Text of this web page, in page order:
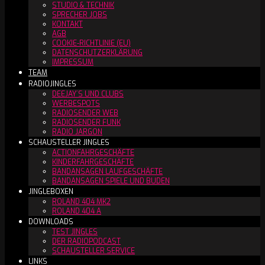
STUDIO & TECHNIK
SPRECHER JOBS
KONTAKT
AGB
COOKIE-RICHTLINIE (EU)
DATENSCHUTZERKLÄRUNG
IMPRESSUM
TEAM
RADIOJINGLES
DEEJAY´S UND CLUBS
WERBESPOTS
RADIOSENDER WEB
RADIOSENDER FUNK
RADIO JARGON
SCHAUSTELLER JINGLES
ACTIONFAHRGESCHÄFTE
KINDERFAHRGESCHÄFTE
BANDANSAGEN LAUFGESCHÄFTE
BANDANSAGEN SPIELE UND BUDEN
JINGLEBOXEN
ROLAND 404 MK2
ROLAND 404 A
DOWNLOADS
TEST JINGLES
DER RADIOPODCAST
SCHAUSTELLER SERVICE
LINKS